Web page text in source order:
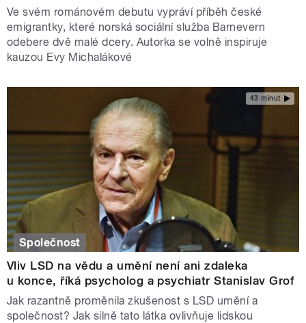
Ve svém románovém debutu vypráví příběh české
emigrantky, které norská sociální služba Barnevern
odebere dvě malé dcery. Autorka se volně inspiruje
kauzou Evy Michalákové
43 minut
Společnost
Vliv LSD na vědu a umění není ani zdaleka
u konce, říká psycholog a psychiatr Stanislav Grof
Jak razantně proměnila zkušenost s LSD umění a
společnost? Jak silně tato látka ovlivňuje lidskou